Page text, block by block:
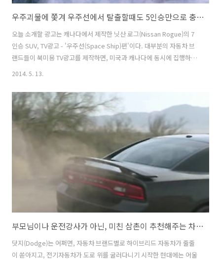
우주괴물에 쫓겨 우주선에서 탈출할때도 5인승만으로 충분할까? - 닛산(Nissan)의 7인승 SUV 로그(Rogue) 캐나다 TV광고 - '우주선(Space Ship)편' [한글자막]
오늘 소개할 광고는 캐나다에서 제작한 닛산 로그(Nissan Rogue)의 7
인승 SUV, TV광고 - '우주선(Space Ship)편'이다. 대부분의 자동차 브
랜드들이 북미용 TV광고를 제작하면, 미국과 캐나다에 동시에 집행하는
경우가 많은데 특이하게도 닛산(Nissan)은 캐나다 TBWA와 광고를 따로
떤가, 크리에이티브만 뛰어나면 그만이지. 닛산 로그의 이번 광고는 7-
80년대 특촬물 B급 영화의 한장면을 따서 우주에서 우주괴물을 만나 겪
게되는 위기상황과 그로부터의 탈출 시도를 재미있게 보여주고 있다. 7
명의 친구/동료 중 한명도 남기지 않고 모두 태워가려면- 당연히 7인승이
필요할 터, 다소 뜬금없고 황당한 이야기로 보일 수..
2014. 5. 13.
부모님이나 운전강사가 아닌, 미친 삼촌이 추천해주는 차를 구입하라! - 닷지 차저(Dodge Charger). 닷지 챌린저(Dodge Challenger)의 TV광고 '삼촌(Uncle)'편 [한글자막]
닷지(Dodge)는 어쩌면, 자동차 브랜드별로 하이브리드 자동차가 줄줄
이 쏟아지고, 전기자동차가 도로 위를 굴러다니기 시작한 현대에는 어울